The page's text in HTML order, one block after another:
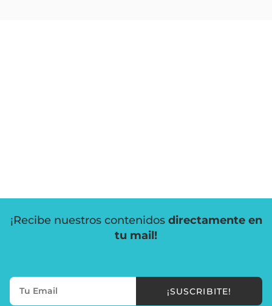
¡Recibe nuestros contenidos directamente en
tu mail!
¡SUSCRIBITE!